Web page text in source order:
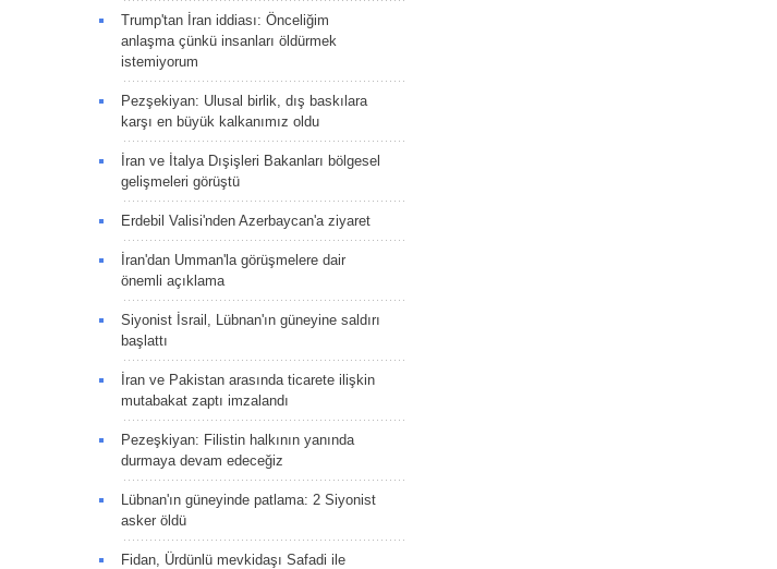
Trump'tan İran iddiası: Önceliğim
anlaşma çünkü insanları öldürmek
istemiyorum
Pezşekiyan: Ulusal birlik, dış baskılara
karşı en büyük kalkanımız oldu
İran ve İtalya Dışişleri Bakanları bölgesel
gelişmeleri görüştü
Erdebil Valisi'nden Azerbaycan'a ziyaret
İran'dan Umman'la görüşmelere dair
önemli açıklama
Siyonist İsrail, Lübnan'ın güneyine saldırı
başlattı
İran ve Pakistan arasında ticarete ilişkin
mutabakat zaptı imzalandı
Pezeşkiyan: Filistin halkının yanında
durmaya devam edeceğiz
Lübnan'ın güneyinde patlama: 2 Siyonist
asker öldü
Fidan, Ürdünlü mevkidaşı Safadi ile